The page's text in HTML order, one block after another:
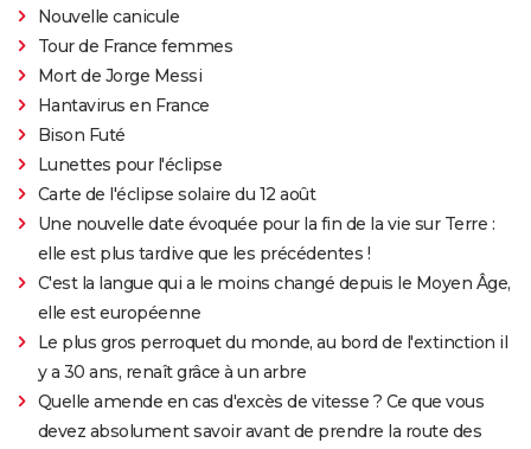
Nouvelle canicule
Tour de France femmes
Mort de Jorge Messi
Hantavirus en France
Bison Futé
Lunettes pour l'éclipse
Carte de l'éclipse solaire du 12 août
Une nouvelle date évoquée pour la fin de la vie sur Terre :
elle est plus tardive que les précédentes !
C'est la langue qui a le moins changé depuis le Moyen Âge,
elle est européenne
Le plus gros perroquet du monde, au bord de l'extinction il
y a 30 ans, renaît grâce à un arbre
Quelle amende en cas d'excès de vitesse ? Ce que vous
devez absolument savoir avant de prendre la route des